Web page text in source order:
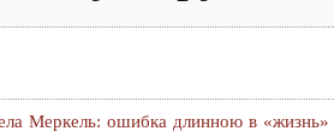
Меркель: ошибка длинною в «жизнь»